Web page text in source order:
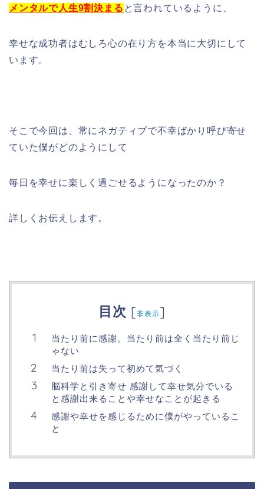
メンタルで人生9割決まる と言われているように、
幸せな成功者はむしろ心の在り方を本当に大切にして
います。
そこで今回は、常にネガティブで不幸ばかり呼び寄せ
ていた僕がどのようにして
毎日を幸せに楽しく過ごせるようになったのか？
詳しくお伝えします。
目次 [非表示]
当たり前に感謝。当たり前は全く当たり前じ
ゃない
当たり前は失って初めて気づく
脳科学と引き寄せ 感謝して幸せ気分でいる
と感謝出来ることや幸せなことが起きる
感謝や幸せを感じるために僕がやっているこ
と